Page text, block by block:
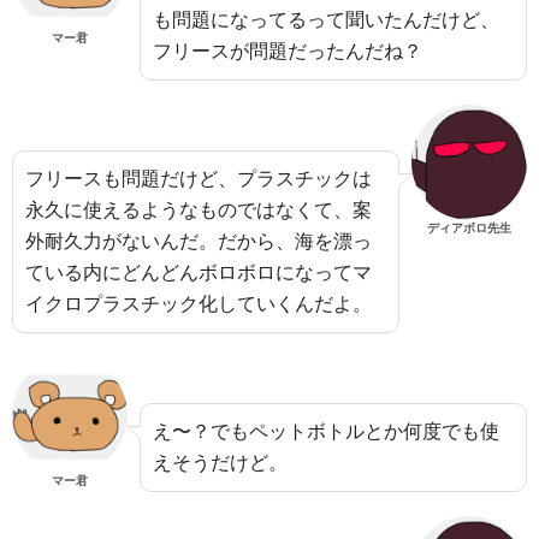
マー君
も問題になってるって聞いたんだけど、
フリースが問題だったんだね？
フリースも問題だけど、プラスチックは
永久に使えるようなものではなくて、案
外耐久力がないんだ。だから、海を漂っ
ている内にどんどんボロボロになってマ
イクロプラスチック化していくんだよ。
ディアボロ先生
マー君
え〜？でもペットボトルとか何度でも使
えそうだけど。